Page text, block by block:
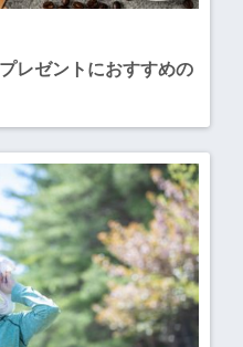
レゼントにおすすめの